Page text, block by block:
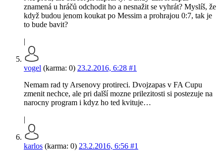
znamená u hráčů odchodit ho a nesnažit se vyhrát? Myslíš, že
když budou jenom koukat po Messim a prohrajou 0:7, tak je
to bude bavit?
|
vogel (karma: 0) 23.2.2016, 6:28 #1
Nemam rad ty Arsenovy protireci. Dvojzapas v FA Cupu
zmenit nechce, ale pri další mozne prilezitosti si postezuje na
narocny program i kdyz ho ted kvituje…
|
karlos (karma: 0) 23.2.2016, 6:56 #1